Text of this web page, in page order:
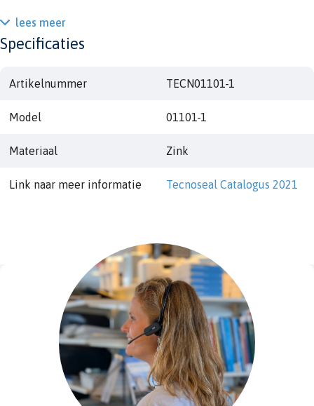
lees meer
Specificaties
Artikelnummer TECN01101-1
Model 01101-1
Materiaal Zink
Link naar meer informatie Tecnoseal Catalogus 2021